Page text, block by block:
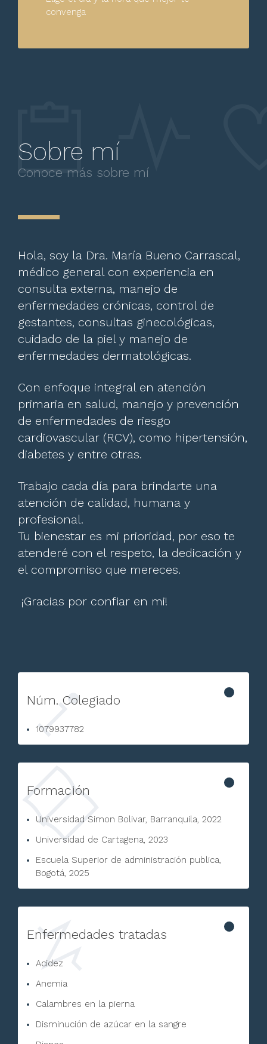
convenga
Sobre mí
Conoce más sobre mí
Hola, soy la Dra. María Bueno Carrascal,
médico general con experiencia en
consulta externa, manejo de
enfermedades crónicas, control de
gestantes, consultas ginecológicas,
cuidado de la piel y manejo de
enfermedades dermatológicas.
Con enfoque integral en atención
primaria en salud, manejo y prevención
de enfermedades de riesgo
cardiovascular (RCV), como hipertensión,
diabetes y entre otras.
Trabajo cada día para brindarte una
atención de calidad, humana y
profesional.
Tu bienestar es mi prioridad, por eso te
atenderé con el respeto, la dedicación y
el compromiso que mereces.
¡Gracias por confiar en mi!
Núm. Colegiado
1079937782
Formación
Universidad Simon Bolivar, Barranquila, 2022
Universidad de Cartagena, 2023
Escuela Superior de administración publica,
Bogotá, 2025
Enfermedades tratadas
Acidez
Anemia
Calambres en la pierna
Disminución de azúcar en la sangre